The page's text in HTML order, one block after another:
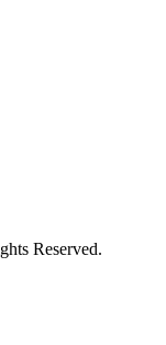
Reserved.